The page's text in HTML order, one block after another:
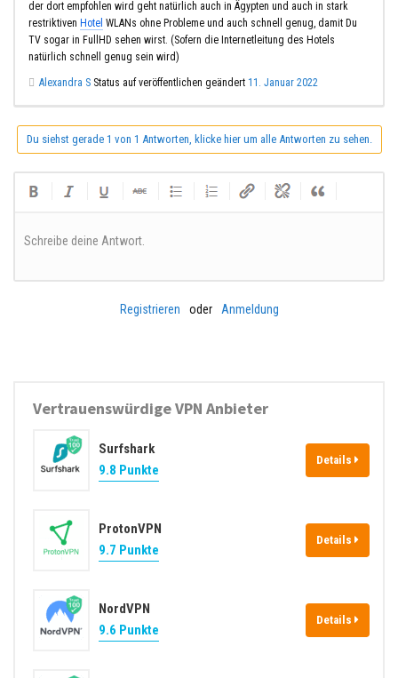
der dort empfohlen wird geht natürlich auch in Ägypten und auch in stark
restriktiven Hotel WLANs ohne Probleme und auch schnell genug, damit Du
TV sogar in FullHD sehen wirst. (Sofern die Internetleitung des Hotels
natürlich schnell genug sein wird)
Alexandra S Status auf veröffentlichen geändert 11. Januar 2022
Du siehst gerade 1 von 1 Antworten, klicke hier um alle Antworten zu sehen.
Schreibe deine Antwort.
Registrieren oder Anmeldung
Vertrauenswürdige VPN Anbieter
Surfshark
9.8 Punkte
Details
ProtonVPN
9.7 Punkte
Details
NordVPN
9.6 Punkte
Details